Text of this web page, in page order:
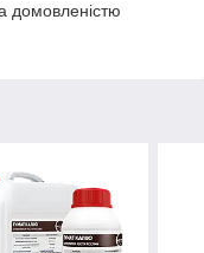
домовленістю